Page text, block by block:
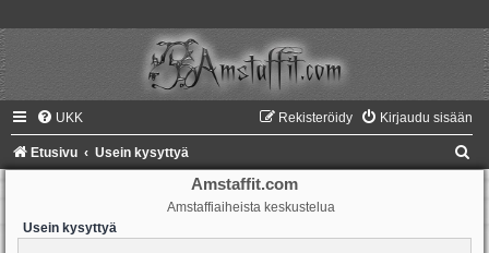
UKK Kirjaudu sisään
Rekisteröidy
Etusivu Usein kysyttyä
Amstaffit.com
Amstaffiaiheista keskustelua
Usein kysyttyä